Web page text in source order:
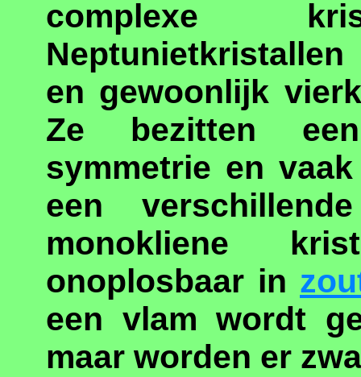
complexe
en gewoonlijk
Ze bezitten
symmetrie en
een
monokliene
onoplosbaar in
een vlam wordt
maar worden er